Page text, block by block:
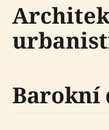
Barokní